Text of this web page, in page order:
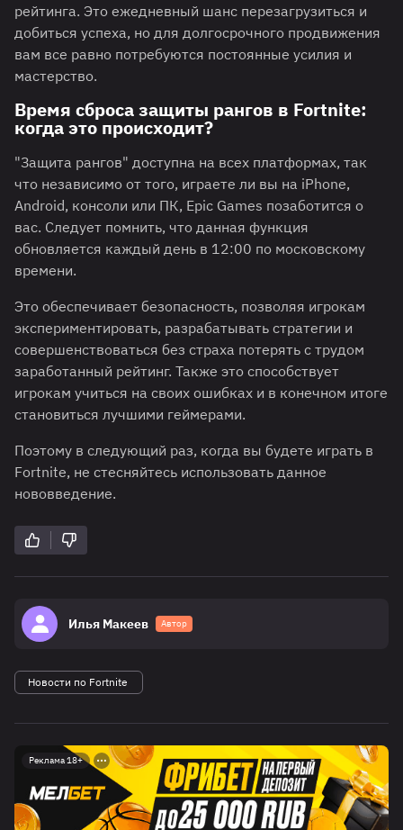
рейтинга. Это ежедневный шанс перезагрузиться и
добиться успеха, но для долгосрочного продвижения
вам все равно потребуются постоянные усилия и
мастерство.
Время сброса защиты рангов в Fortnite:
когда это происходит?
"Защита рангов" доступна на всех платформах, так
что независимо от того, играете ли вы на iPhone,
Android, консоли или ПК, Epic Games позаботится о
вас. Следует помнить, что данная функция
обновляется каждый день в 12:00 по московскому
времени.
Это обеспечивает безопасность, позволяя игрокам
экспериментировать, разрабатывать стратегии и
совершенствоваться без страха потерять с трудом
заработанный рейтинг. Также это способствует
игрокам учиться на своих ошибках и в конечном итоге
становиться лучшими геймерами.
Поэтому в следующий раз, когда вы будете играть в
Fortnite, не стесняйтесь использовать данное
нововведение.
Илья Макеев Автор
Новости по Fortnite
Реклама 18+